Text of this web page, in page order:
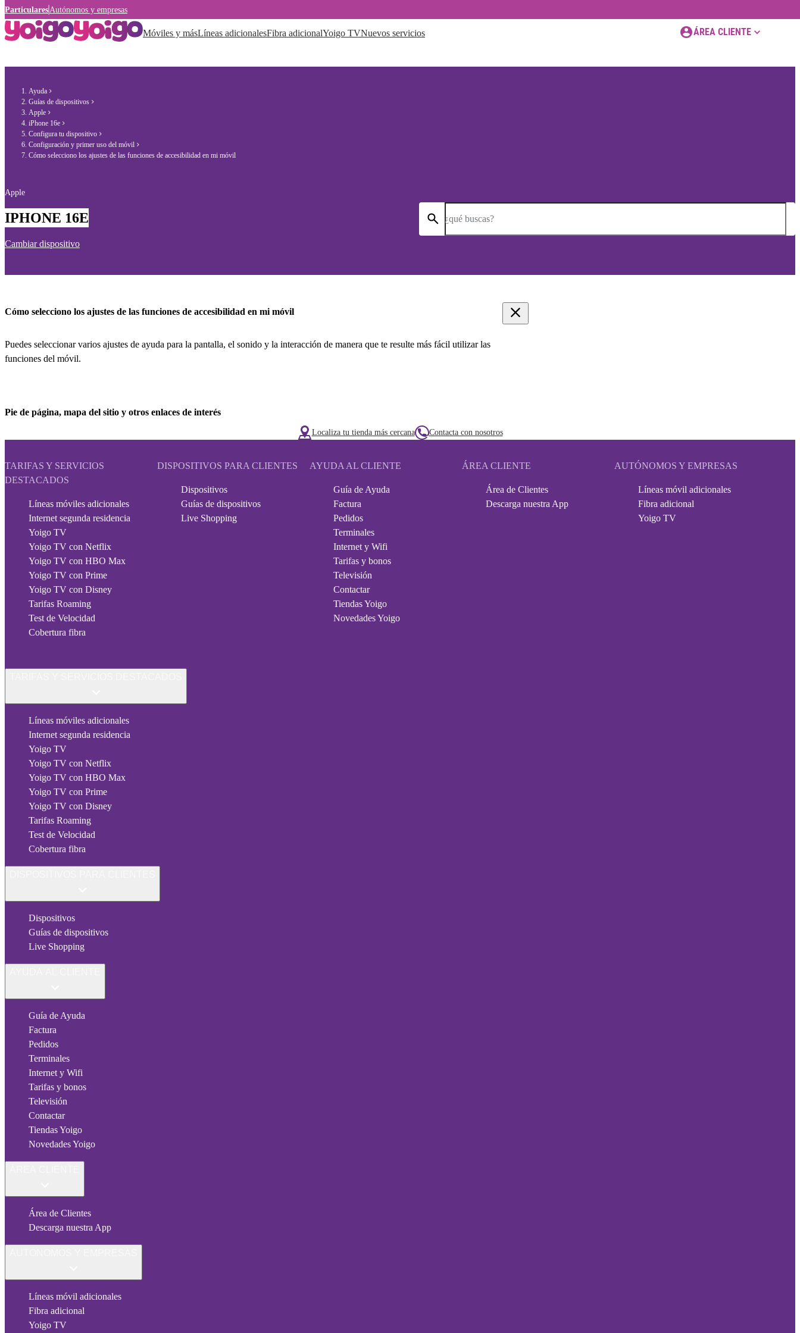
Particulares Autónomos y empresas
Móviles y másLíneas adicionalesFibra adicionalYoigo TVNuevos servicios ÁREA CLIENTE
Ayuda
Guías de dispositivos
Apple
iPhone 16e
Configura tu dispositivo
Configuración y primer uso del móvil
Cómo selecciono los ajustes de las funciones de accesibilidad en mi móvil
Apple
IPHONE 16E
Cambiar dispositivo
¿qué buscas?
Cómo selecciono los ajustes de las funciones de accesibilidad en mi móvil
Puedes seleccionar varios ajustes de ayuda para la pantalla, el sonido y la interacción de manera que te resulte más fácil utilizar las
funciones del móvil.
Pie de página, mapa del sitio y otros enlaces de interés
Localiza tu tienda más cercana Contacta con nosotros
TARIFAS Y SERVICIOS
DESTACADOS
Líneas móviles adicionales
Internet segunda residencia
Yoigo TV
Yoigo TV con Netflix
Yoigo TV con HBO Max
Yoigo TV con Prime
Yoigo TV con Disney
Tarifas Roaming
Test de Velocidad
Cobertura fibra
DISPOSITIVOS PARA CLIENTES
Dispositivos
Guías de dispositivos
Live Shopping
AYUDA AL CLIENTE
Guía de Ayuda
Factura
Pedidos
Terminales
Internet y Wifi
Tarifas y bonos
Televisión
Contactar
Tiendas Yoigo
Novedades Yoigo
ÁREA CLIENTE
Área de Clientes
Descarga nuestra App
AUTÓNOMOS Y EMPRESAS
Líneas móvil adicionales
Fibra adicional
Yoigo TV
Líneas móviles adicionales
Internet segunda residencia
Yoigo TV
Yoigo TV con Netflix
Yoigo TV con HBO Max
Yoigo TV con Prime
Yoigo TV con Disney
Tarifas Roaming
Test de Velocidad
Cobertura fibra
Dispositivos
Guías de dispositivos
Live Shopping
Guía de Ayuda
Factura
Pedidos
Terminales
Internet y Wifi
Tarifas y bonos
Televisión
Contactar
Tiendas Yoigo
Novedades Yoigo
Área de Clientes
Descarga nuestra App
Líneas móvil adicionales
Fibra adicional
Yoigo TV